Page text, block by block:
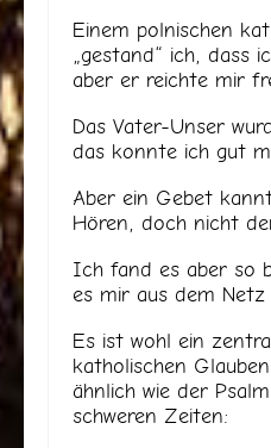
Einem polnischen
„gestand“ ich, dass
aber er reichte mir
Das Vater-Unser
das konnte ich gut
Aber ein Gebet
Hören, doch nicht
Ich fand es aber so
es mir aus dem Netz
Es ist wohl ein
katholischen
ähnlich wie der
schweren Zeiten: